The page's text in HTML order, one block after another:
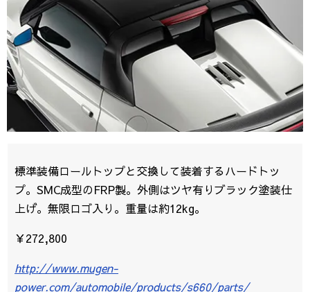
標準装備ロールトップと交換して装着するハードトッ
プ。SMC成型のFRP製。外側はツヤ有りブラック塗装仕
上げ。無限ロゴ入り。重量は約12kg。
￥272,800
http://www.mugen-
power.com/automobile/products/s660/parts/